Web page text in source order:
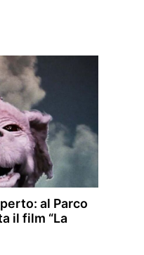
al Parco
il film “La